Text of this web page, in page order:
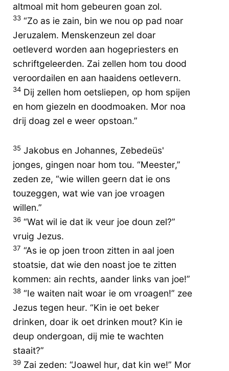
altmoal mit hom gebeuren goan zol.
33 “Zo as ie zain, bin we nou op pad noar
Jeruzalem. Menskenzeun zel doar
oetleverd worden aan hogepriesters en
schriftgeleerden. Zai zellen hom tou dood
veroordailen en aan haaidens oetlevern.
34 Dij zellen hom oetsliepen, op hom spijen
en hom giezeln en doodmoaken. Mor noa
drij doag zel e weer opstoan.”
35 Jakobus en Johannes, Zebedeüs'
jonges, gingen noar hom tou. “Meester,”
zeden ze, “wie willen geern dat ie ons
touzeggen, wat wie van joe vroagen
willen.”
36 “Wat wil ie dat ik veur joe doun zel?”
vruig Jezus.
37 “As ie op joen troon zitten in aal joen
stoatsie, dat wie den noast joe te zitten
kommen: ain rechts, aander links van joe!”
38 “Ie waiten nait woar ie om vroagen!” zee
Jezus tegen heur. “Kin ie oet beker
drinken, doar ik oet drinken mout? Kin ie
deup ondergoan, dij mie te wachten
staait?”
39 Zai zeden: “Joawel hur, dat kin we!” Mor